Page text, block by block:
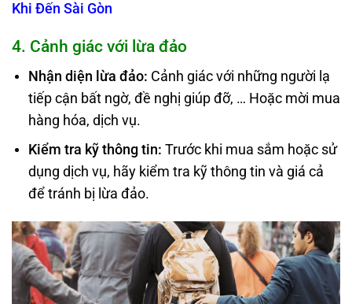
Khi Đến Sài Gòn
4. Cảnh giác với lừa đảo
Nhận diện lừa đảo: Cảnh giác với những người lạ
tiếp cận bất ngờ, đề nghị giúp đỡ, … Hoặc mời mua
hàng hóa, dịch vụ.
Kiểm tra kỹ thông tin: Trước khi mua sắm hoặc sử
dụng dịch vụ, hãy kiểm tra kỹ thông tin và giá cả
để tránh bị lừa đảo.